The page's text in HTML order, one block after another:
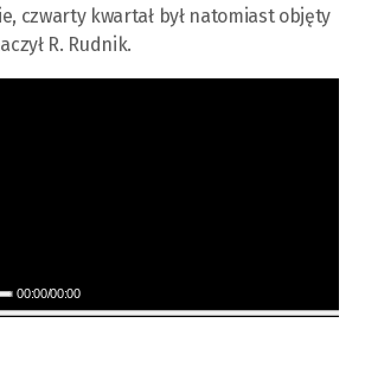
czwarty kwartał był natomiast objęty
R. Rudnik.
00:00/00:00